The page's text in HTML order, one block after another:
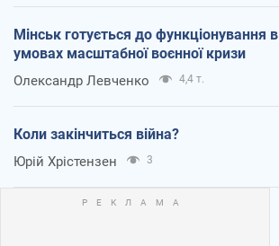
Мінськ готується до функціонування в
умовах масштабної воєнної кризи
Олександр Левченко 4,4 т.
Коли закінчиться війна?
Юрій Хрістензен 3